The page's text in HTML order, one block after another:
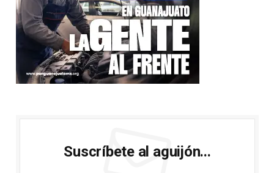
Suscríbete al aguijón...